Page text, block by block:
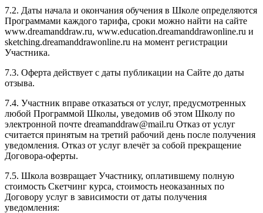
7.2. Даты начала и окончания обучения в Школе определяются
Программами каждого тарифа, сроки можно найти на сайте
www.dreamanddraw.ru, www.education.dreamanddrawonline.ru и
sketching.dreamanddrawonline.ru на момент регистрации
Участника.
7.3. Оферта действует с даты публикации на Сайте до даты
отзыва.
7.4. Участник вправе отказаться от услуг, предусмотренных
любой Программой Школы, уведомив об этом Школу по
электронной почте dreamanddraw@mail.ru Отказ от услуг
считается принятым на третий рабочий день после получения
уведомления. Отказ от услуг влечёт за собой прекращение
Договора-оферты.
7.5. Школа возвращает Участнику, оплатившему полную
стоимость Скетчинг курса, стоимость неоказанных по
Договору услуг в зависимости от даты получения
уведомления: